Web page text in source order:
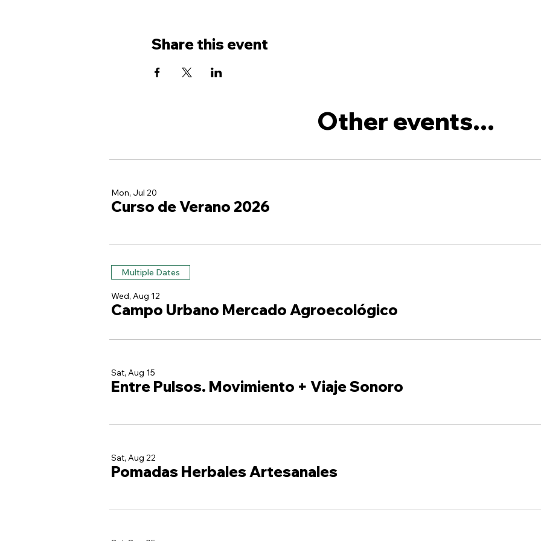
Share this event
Other events...
Mon, Jul 20
Curso de Verano 2026
Multiple Dates
Wed, Aug 12
Campo Urbano Mercado Agroecológico
Sat, Aug 15
Entre Pulsos. Movimiento + Viaje Sonoro
Sat, Aug 22
Pomadas Herbales Artesanales